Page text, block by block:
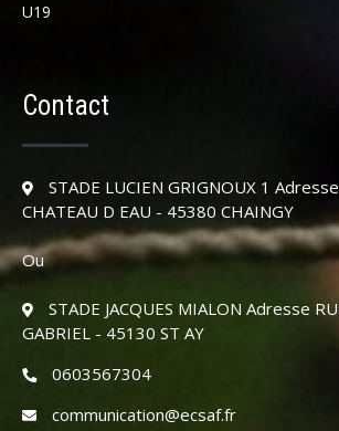
U19
Contact
STADE LUCIEN GRIGNOUX 1
CHATEAU D EAU - 45380 CHAINGY
Ou
STADE JACQUES MIALON Adresse
GABRIEL - 45130 ST AY
0603567304
communication@ecsaf.fr